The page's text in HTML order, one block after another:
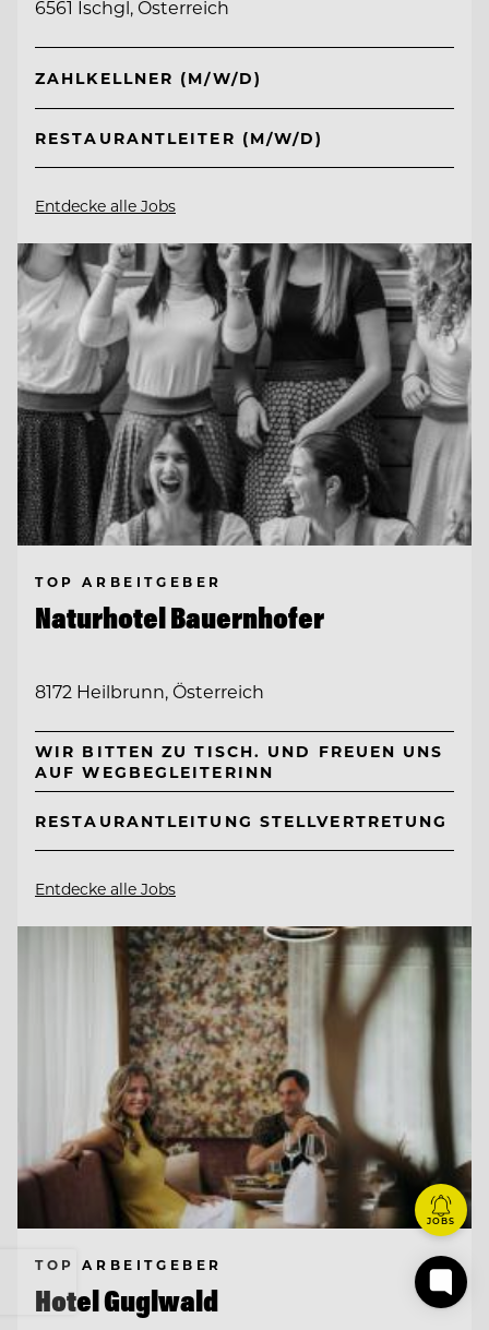
6561 Ischgl, Österreich
ZAHLKELLNER (M/W/D)
RESTAURANTLEITER (M/W/D)
Entdecke alle Jobs
TOP ARBEITGEBER
Naturhotel Bauernhofer
8172 Heilbrunn, Österreich
WIR BITTEN ZU TISCH. UND FREUEN UNS
AUF WEGBEGLEITERINN
RESTAURANTLEITUNG STELLVERTRETUNG
Entdecke alle Jobs
TOP ARBEITGEBER
Hotel Guglwald
JOBS